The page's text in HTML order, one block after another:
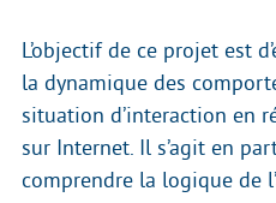
L’objectif de ce projet est
la dynamique des
situation d’interaction en
sur Internet. Il s’agit en
comprendre la logique de